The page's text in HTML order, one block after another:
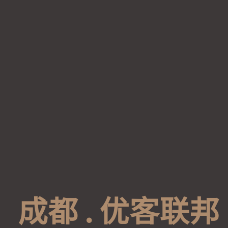
成都 . 优客联邦